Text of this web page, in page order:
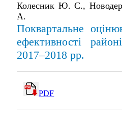
Колесник Ю. С.,
А.
Поквартальне
ефективності
2017–2018 рр.
PDF